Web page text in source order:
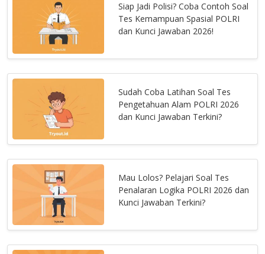
Siap Jadi Polisi? Coba Contoh Soal
Tes Kemampuan Spasial POLRI
dan Kunci Jawaban 2026!
Sudah Coba Latihan Soal Tes
Pengetahuan Alam POLRI 2026
dan Kunci Jawaban Terkini?
Mau Lolos? Pelajari Soal Tes
Penalaran Logika POLRI 2026 dan
Kunci Jawaban Terkini?